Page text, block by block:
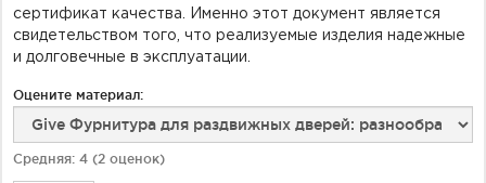
сертификат качества. Именно этот документ является
свидетельством того, что реализуемые изделия надежные
и долговечные в эксплуатации.
Оцените материал:
Средняя: 4 (2 оценок)